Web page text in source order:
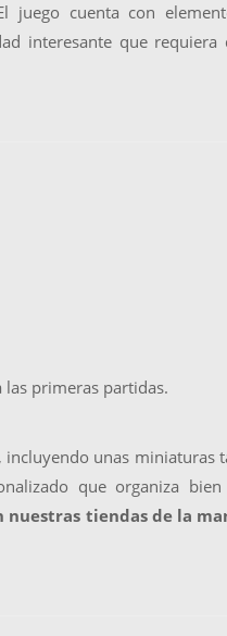
juego cuenta con
interesante que requiera
primeras partidas.
incluyendo unas miniaturas
que organiza bien
nuestras tiendas de la